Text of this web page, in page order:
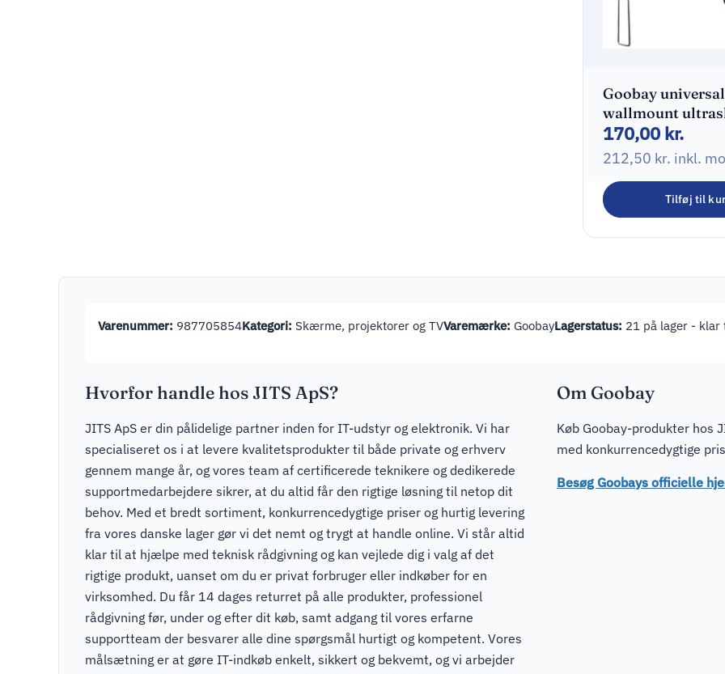
Goobay universal
wallmount
32-55″
170,00 kr.
212,50 kr. inkl.
Tilføj til
Varenummer: 987705854Kategori: Skærme, projektorer og TVVaremærke: GoobayLagerstatus: 21 på lager -
Hvorfor handle hos JITS ApS?
JITS ApS er din pålidelige partner inden for IT-udstyr og elektronik. Vi har
specialiseret os i at levere kvalitetsprodukter til både private og erhverv
gennem mange år, og vores team af certificerede teknikere og dedikerede
supportmedarbejdere sikrer, at du altid får den rigtige løsning til netop dit
behov. Med et bredt sortiment, konkurrencedygtige priser og hurtig levering
fra vores danske lager gør vi det nemt og trygt at handle online. Vi står altid
klar til at hjælpe med teknisk rådgivning og kan vejlede dig i valg af det
rigtige produkt, uanset om du er privat forbruger eller indkøber for en
virksomhed. Du får 14 dages returret på alle produkter, professionel
rådgivning før, under og efter dit køb, samt adgang til vores erfarne
supportteam der besvarer alle dine spørgsmål hurtigt og kompetent. Vores
målsætning er at gøre IT-indkøb enkelt, sikkert og bekvemt, og vi arbejder
Om Goobay
Køb Goobay-produkter hos
med konkurrencedygtige
Besøg Goobays officielle